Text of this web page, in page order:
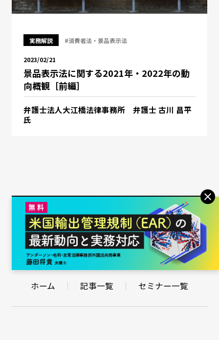
実務解説 #消費者法・景品表示法
2023/02/21
景品表示法に関する2021年・2022年の動
向概観［前編］
弁護士法人大江橋法律事務所 弁護士 古川 昌平
氏
この記事に関してのご意見・ご質問はこちら
ホーム 記事一覧 セミナー一覧